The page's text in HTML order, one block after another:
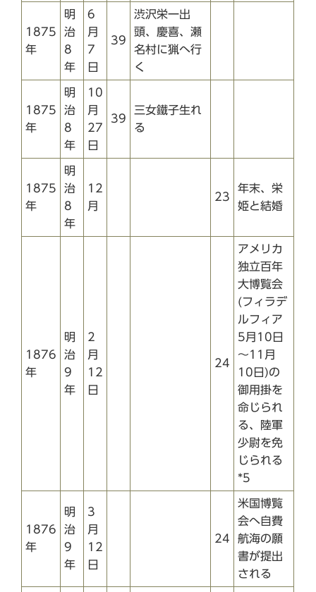
1875
年
明
治
8
年
6
月
7
日
39
渋沢栄一出
頭、慶喜、瀬
名村に猟へ行
く
1875
年
明
治
8
年
10
月
27
日
39
三女鐵子生れ
る
1875
年
明
治
8
年
12
月
23
年末、栄
姫と結婚
1876
年
明
治
9
年
2
月
12
日
24
アメリカ
独立百年
大博覧会
(フィラデ
ルフィア
5月10日
～11月
10日)の
御用掛を
命じられ
る、陸軍
少尉を免
じられる
*5
1876
年
明
治
9
年
3
月
12
日
24
米国博覧
会へ自費
航海の願
書が提出
される